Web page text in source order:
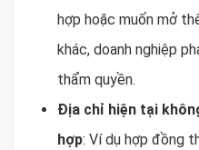
hợp hoặc muốn mở
khác, doanh nghiệp
thẩm quyền.
Địa chỉ hiện tại
hợp: Ví dụ hợp đồng